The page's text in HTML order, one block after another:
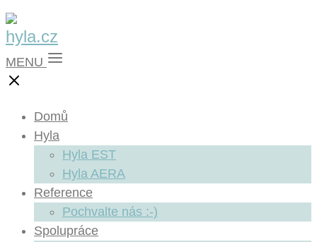
MENU
Domů
Hyla
Hyla EST
Hyla AERA
Reference
Pochvalte nás :-)
Spolupráce